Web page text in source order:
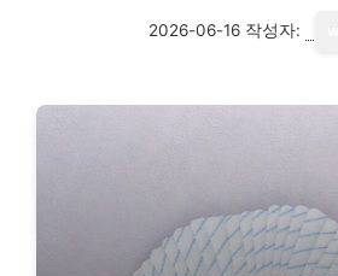
2026-06-16 작성자: